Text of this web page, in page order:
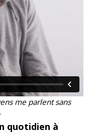
me parlent sans
quotidien à